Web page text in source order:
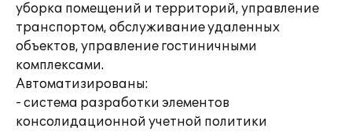
уборка помещений и территорий, управление
транспортом, обслуживание удаленных
объектов, управление гостиничными
комплексами.
Автоматизированы:
- система разработки элементов
консолидационной учетной политики